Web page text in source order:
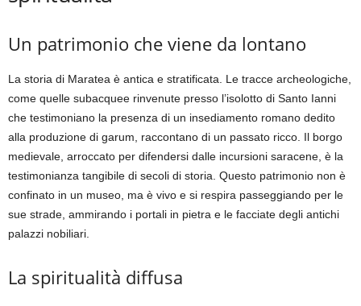
Un patrimonio che viene da lontano
La storia di Maratea è antica e stratificata. Le tracce archeologiche,
come quelle subacquee rinvenute presso l’isolotto di Santo Ianni
che testimoniano la presenza di un insediamento romano dedito
alla produzione di garum, raccontano di un passato ricco. Il borgo
medievale, arroccato per difendersi dalle incursioni saracene, è la
testimonianza tangibile di secoli di storia. Questo patrimonio non è
confinato in un museo, ma è vivo e si respira passeggiando per le
sue strade, ammirando i portali in pietra e le facciate degli antichi
palazzi nobiliari.
La spiritualità diffusa